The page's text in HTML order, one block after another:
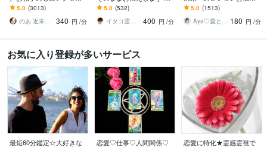
します お相手の温度感／
片思い／複雑／復縁／遠
距離／全世代鑑定中❣
5.0 (3013)
のあ 近未来鑑定師 TR OR LE
340 円 /分
状を把握し未来を切り開
く方法を具体的にお伝え
します
5.0 (532)
イタコ霊能者 豊珠
400 円 /分
します どんな関係でも細
密にお伝えします✨ツイン
レイ ソウルメイト
5.0 (1513)
Aya♡愛と光のスピリチュアルガイド 180 円 /分
お気に入り登録が多いサービス
最短60分鑑定☆大好きな
恋愛♡仕事♡人間関係♡
恋愛に特化★霊感霊視で